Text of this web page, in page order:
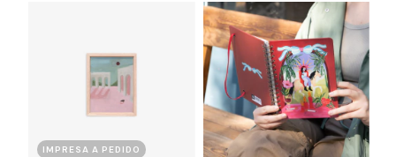
IMPRESA A PEDIDO